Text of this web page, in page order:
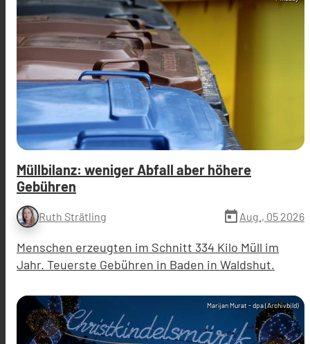
Müllbilanz: weniger Abfall aber höhere
Gebühren
Ruth Strätling today Aug., 05 2026
Menschen erzeugten im Schnitt 334 Kilo Müll im
Jahr. Teuerste Gebühren in Baden in Waldshut.
Marijan Murat - dpa (Archivbild)